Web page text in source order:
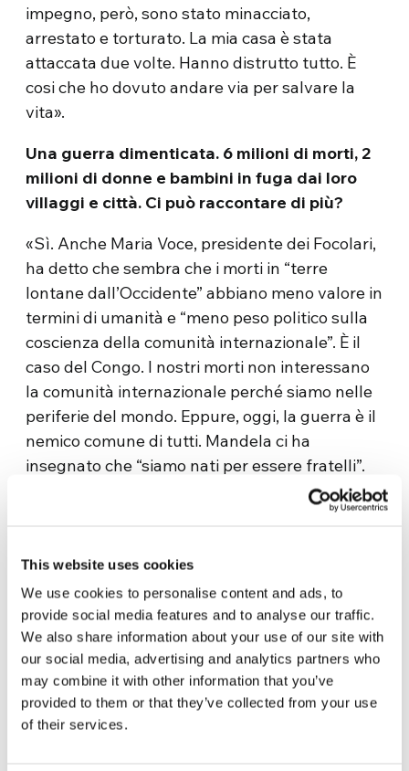
This website uses cookies
We use cookies to personalise content and ads, to
provide social media features and to analyse our traffic.
We also share information about your use of our site with
our social media, advertising and analytics partners who
may combine it with other information that you’ve
provided to them or that they’ve collected from your use
of their services.
impegno, però, sono stato minacciato,
arrestato e torturato. La mia casa è stata
attaccata due volte. Hanno distrutto tutto. È
cosi che ho dovuto andare via per salvare la
vita».
Una guerra dimenticata. 6 milioni di morti, 2
milioni di donne e bambini in fuga dai loro
villaggi e città. Ci può raccontare di più?
«Sì. Anche Maria Voce, presidente dei Focolari,
ha detto che sembra che i morti in “terre
lontane dall’Occidente” abbiano meno valore in
termini di umanità e “meno peso politico sulla
coscienza della comunità internazionale”. È il
caso del Congo. I nostri morti non interessano
la comunità internazionale perché siamo nelle
periferie del mondo. Eppure, oggi, la guerra è il
nemico comune di tutti. Mandela ci ha
insegnato che “siamo nati per essere fratelli”.
Della guerra del Congo si parla poco qui in
tratta solo di guerre etniche. È vero che
domando: perché il fuoco si accende solo nei
paesi ricchi, dove ci sono minerali e petrolio?
C’è sempre il fuoco dove si trovano coltan, oro,
diamanti. E dove vanno a finire questi minerali
insanguinati? Vengono usati per fare
smartphone, air bag, navigatori e così via. Si